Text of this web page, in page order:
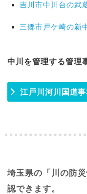
吉川市中川台の武
三郷市戸ケ崎の新
中川を管理する管理
江戸川河川国道
埼玉県の「川の防
認できます。